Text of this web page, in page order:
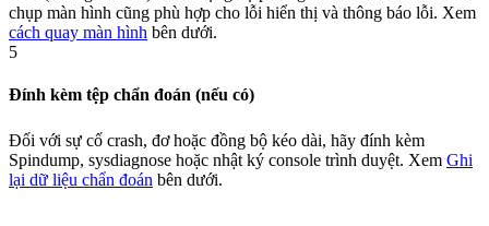
chụp màn hình cũng phù hợp cho lỗi hiển thị và thông báo lỗi. Xem
cách quay màn hình bên dưới.
5
Đính kèm tệp chẩn đoán (nếu có)
Đối với sự cố crash, đơ hoặc đồng bộ kéo dài, hãy đính kèm
Spindump, sysdiagnose hoặc nhật ký console trình duyệt. Xem Ghi
lại dữ liệu chẩn đoán bên dưới.